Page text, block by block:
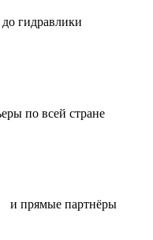
гидравлики
по всей стране
и прямые партнёры